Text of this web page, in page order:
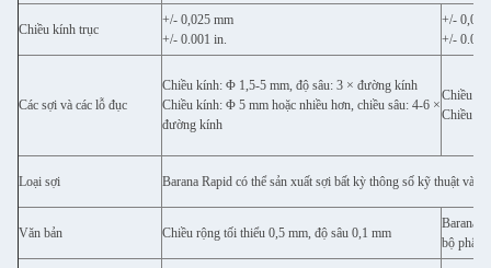
Chiều kính trục
+/- 0,025 mm
+/- 0.001 in.
+/-
+/-
Các sợi và các lỗ đục
Chiều kính: Φ 1,5-5 mm, độ sâu: 3 × đường kính
Chiều kính: Φ 5 mm hoặc nhiều hơn, chiều sâu: 4-6 ×
đường kính
Chiều
Chiều
Loại sợi Barana Rapid có thể sản xuất sợi bất kỳ thông số kỹ thuật và
Văn bản Chiều rộng tối thiểu 0,5 mm, độ sâu 0,1 mm
Barana
bộ phận